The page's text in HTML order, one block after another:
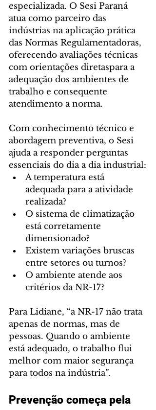
especializada. O Sesi Paraná
atua como parceiro das
indústrias na aplicação prática
das Normas Regulamentadoras,
oferecendo avaliações técnicas
com orientações diretaspara a
adequação dos ambientes de
trabalho e consequente
atendimento a norma.
Com conhecimento técnico e
abordagem preventiva, o Sesi
ajuda a responder perguntas
essenciais do dia a dia industrial:
A temperatura está
adequada para a atividade
realizada?
O sistema de climatização
está corretamente
dimensionado?
Existem variações bruscas
entre setores ou turnos?
O ambiente atende aos
critérios da NR-17?
Para Lidiane, “a NR-17 não trata
apenas de normas, mas de
pessoas. Quando o ambiente
está adequado, o trabalho flui
melhor com maior segurança
para todos na indústria”.
Prevenção começa pela